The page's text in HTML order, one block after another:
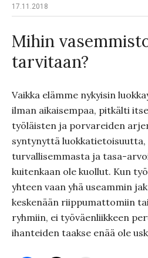
17.11.2018
Mihin
tarvitaan?
Vaikka elämme nykyisin
ilman aikaisempaa, pitkälti
työläisten ja porvareiden
syntynyttä
turvallisemmasta ja tasa-
kuitenkaan ole kuollut. Kun
yhteen vaan yhä useammin
keskenään riippumattomiin
ryhmiin, ei työväenliikkeen
ihanteiden taakse enää ole